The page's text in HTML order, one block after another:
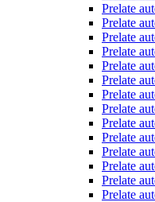
Prelate
Prelate
Prelate
Prelate
Prelate
Prelate
Prelate
Prelate
Prelate
Prelate
Prelate
Prelate
Prelate
Prelate